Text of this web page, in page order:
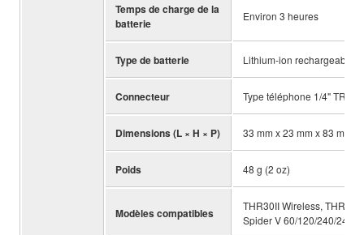
Temps de charge de la
batterie
Environ 3 heures
Type de batterie Lithium-ion rechargeable
Connecteur Type téléphone 1/4" TRS
Dimensions (L × H × P) 33 mm x 23 mm x 83 mm
Poids 48 g (2 oz)
Modèles compatibles
THR30II Wireless,
Spider V 60/120/240/